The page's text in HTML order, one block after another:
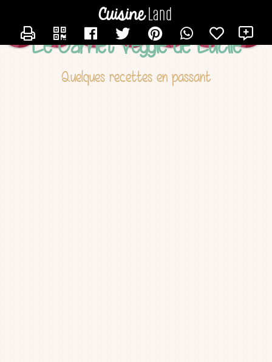
Le Carnet Veggie de Lucile
Quelques recettes en passant
CONTACTER LUCILE